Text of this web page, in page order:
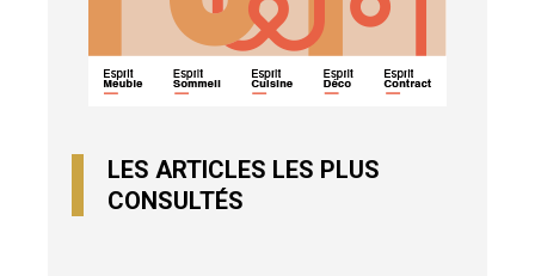
LES ARTICLES LES PLUS
CONSULTÉS